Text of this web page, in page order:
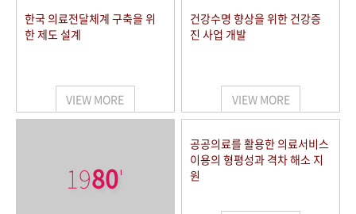
한국 의료전달체계 구축을 위
한 제도 설계
VIEW MORE
건강수명 향상을 위한 건강증
진 사업 개발
VIEW MORE
1980'
공공의료를 활용한 의료서비스
이용의 형평성과 격차 해소 지
원